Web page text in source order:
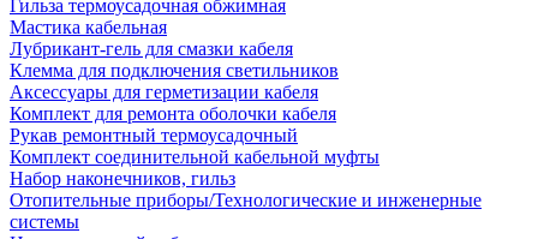
Гильза термоусадочная обжимная
Мастика кабельная
Лубрикант-гель для смазки кабеля
Клемма для подключения светильников
Аксессуары для герметизации кабеля
Комплект для ремонта оболочки кабеля
Рукав ремонтный термоусадочный
Комплект соединительной кабельной муфты
Набор наконечников, гильз
Отопительные приборы/Технологические и инженерные
системы